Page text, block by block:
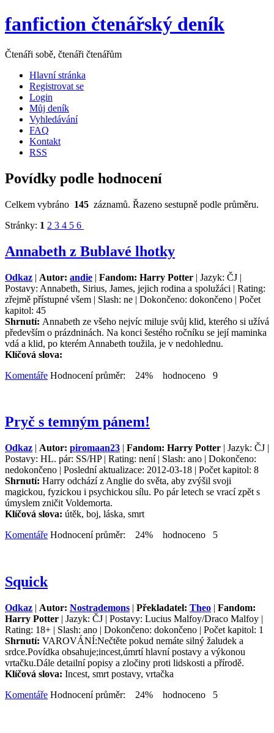
fanfiction čtenářský deník
Čtenáři sobě, čtenáři čtenářům
Hlavní stránka
Registrovat se
Login
Můj deník
Vyhledávání
FAQ
Kontakt
RSS
Povídky podle hodnocení
Celkem vybráno 145 záznamů. Řazeno sestupně podle průměru.
Stránky: 1 2 3 4 5 6
Annabeth z Bublavé lhotky
Odkaz | Autor: andie | Fandom: Harry Potter | Jazyk: ČJ |
Postavy: Annabeth, Sirius, James, jejich rodina a spolužáci | Rating:
zřejmě přístupné všem | Slash: ne | Dokončeno: dokončeno | Počet
kapitol: 45
Shrnutí: Annabeth ze všeho nejvíc miluje svůj klid, kterého si užívá
především o prázdninách. Na konci šestého ročníku se její maminka
vdá a klid, po kterém Annabeth toužila, je v nedohlednu.
Klíčová slova:
Komentáře Hodnocení průměr: 24% hodnoceno 9
Pryč s temným pánem!
Odkaz | Autor: piromaan23 | Fandom: Harry Potter | Jazyk: ČJ |
Postavy: HL. pár: SS/HP | Rating: není | Slash: ano | Dokončeno:
nedokončeno | Poslední aktualizace: 2012-03-18 | Počet kapitol: 8
Shrnutí: Harry odchází z Anglie do světa, aby zvýšil svoji
magickou, fyzickou i psychickou sílu. Po pár letech se vrací zpět s
úmyslem zničit Voldemorta.
Klíčová slova: útěk, boj, láska, smrt
Komentáře Hodnocení průměr: 24% hodnoceno 5
Squick
Odkaz | Autor: Nostrademons | Překladatel: Theo | Fandom:
Harry Potter | Jazyk: ČJ | Postavy: Lucius Malfoy/Draco Malfoy |
Rating: 18+ | Slash: ano | Dokončeno: dokončeno | Počet kapitol: 1
Shrnutí: VAROVÁNÍ:Nečtěte pokud nemáte silný žaludek a
srdce.Povídka obsahuje;incest,úmrtí hlavní postavy a výkonou
vrtačku.Dále detailní popisy a zločiny proti lidskosti a přírodě.
Klíčová slova: Incest, smrt postavy, vrtačka
Komentáře Hodnocení průměr: 24% hodnoceno 5